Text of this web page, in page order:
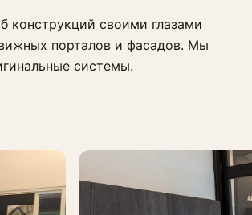
конструкций своими глазами
порталов и фасадов. Мы
системы.